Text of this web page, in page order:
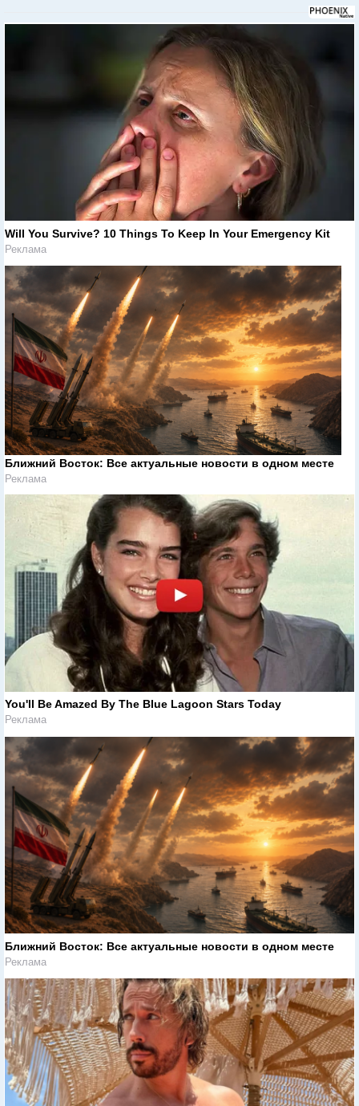
Will You Survive? 10 Things To Keep In Your Emergency Kit
Реклама
Ближний Восток: Все актуальные новости в одном месте
Реклама
You'll Be Amazed By The Blue Lagoon Stars Today
Реклама
Ближний Восток: Все актуальные новости в одном месте
Реклама